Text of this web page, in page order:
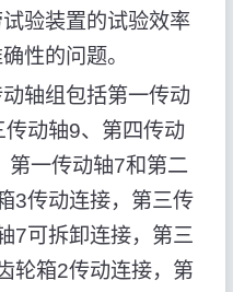
验装置的试验效率
性的问题。
轴组包括第一传动
动轴9、第四传动
第一传动轴7和第二
3传动连接，第三传
7可拆卸连接，第三
轮箱2传动连接，第